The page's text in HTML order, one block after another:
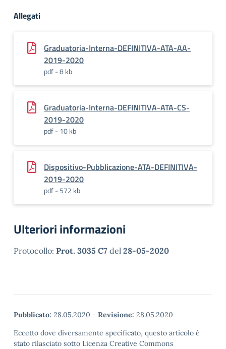
Allegati
Graduatoria-Interna-DEFINITIVA-ATA-AA-
2019-2020
pdf - 8 kb
Graduatoria-Interna-DEFINITIVA-ATA-CS-
2019-2020
pdf - 10 kb
Dispositivo-Pubblicazione-ATA-DEFINITIVA-
2019-2020
pdf - 572 kb
Ulteriori informazioni
Protocollo: Prot. 3035 C7 del 28-05-2020
Pubblicato: 28.05.2020 - Revisione: 28.05.2020
Eccetto dove diversamente specificato, questo articolo è
stato rilasciato sotto Licenza Creative Commons